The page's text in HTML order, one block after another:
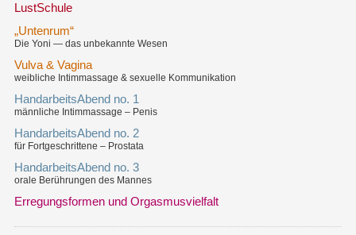
LustSchule
„Untenrum“
Die Yoni — das unbekannte Wesen
Vulva & Vagina
weibliche Intimmassage & sexuelle Kommunikation
HandarbeitsAbend no. 1
männliche Intimmassage – Penis
HandarbeitsAbend no. 2
für Fortgeschrittene – Prostata
HandarbeitsAbend no. 3
orale Berührungen des Mannes
Erregungsformen und Orgasmusvielfalt